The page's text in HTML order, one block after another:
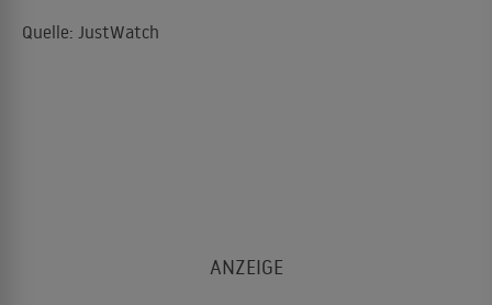
Quelle: JustWatch